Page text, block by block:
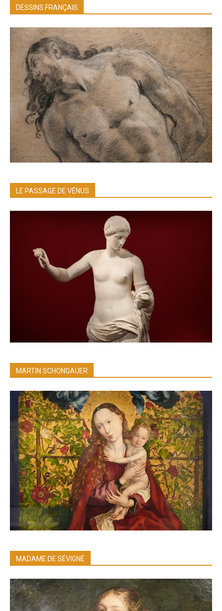
DESSINS FRANÇAIS
LE PASSAGE DE VÉNUS
MARTIN SCHONGAUER
MADAME DE SÉVIGNÉ